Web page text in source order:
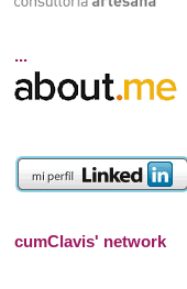
...
cumClavis' network